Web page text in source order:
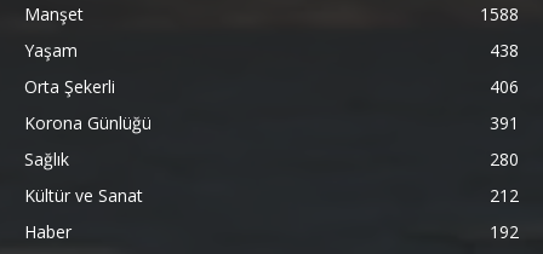
Manşet
1588
Yaşam
438
Orta Şekerli
406
Korona Günlüğü
391
Sağlık
280
Kültür ve Sanat
212
Haber
192